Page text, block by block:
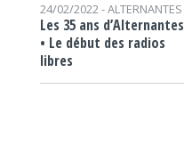
24/02/2022 -ALTERNANTES
Les 35 ans d’Alternantes
• Le début des radios
libres